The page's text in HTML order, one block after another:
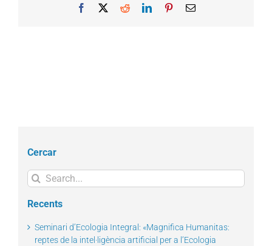
Facebook RedditLinkedInPinterestEmail
Cercar
Search
for:
Recents
Seminari d’Ecologia Integral: «Magnifica Humanitas:
reptes de la intel·ligència artificial per a l’Ecologia